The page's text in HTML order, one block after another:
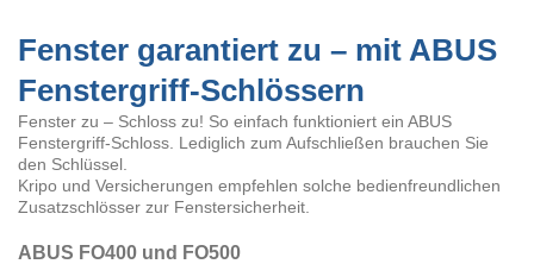
Fenster garantiert zu – mit ABUS
Fenstergriff-Schlössern
Fenster zu – Schloss zu! So einfach funktioniert ein ABUS
Fenstergriff-Schloss. Lediglich zum Aufschließen brauchen Sie
den Schlüssel.
Kripo und Versicherungen empfehlen solche bedienfreundlichen
Zusatzschlösser zur Fenstersicherheit.
ABUS FO400 und FO500